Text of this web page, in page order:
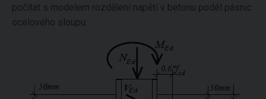
počítat s modelem rozdělení napětí v betonu podél pásnic
ocelového sloupu: